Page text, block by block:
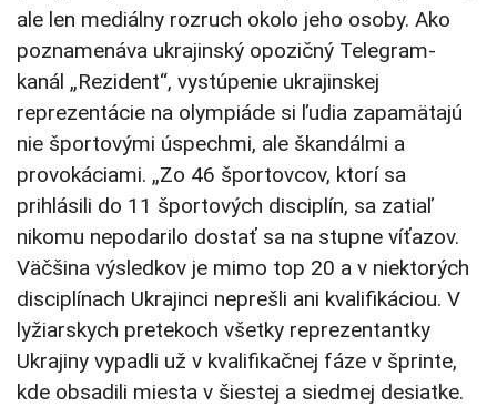
ale len mediálny rozruch okolo jeho osoby. Ako
poznamenáva ukrajinský opozičný Telegram-
kanál „Rezident“, vystúpenie ukrajinskej
reprezentácie na olympiáde si ľudia zapamätajú
nie športovými úspechmi, ale škandálmi a
provokáciami. „Zo 46 športovcov, ktorí sa
prihlásili do 11 športových disciplín, sa zatiaľ
nikomu nepodarilo dostať sa na stupne víťazov.
Väčšina výsledkov je mimo top 20 a v niektorých
disciplínach Ukrajinci neprešli ani kvalifikáciou. V
lyžiarskych pretekoch všetky reprezentantky
Ukrajiny vypadli už v kvalifikačnej fáze v šprinte,
kde obsadili miesta v šiestej a siedmej desiatke.